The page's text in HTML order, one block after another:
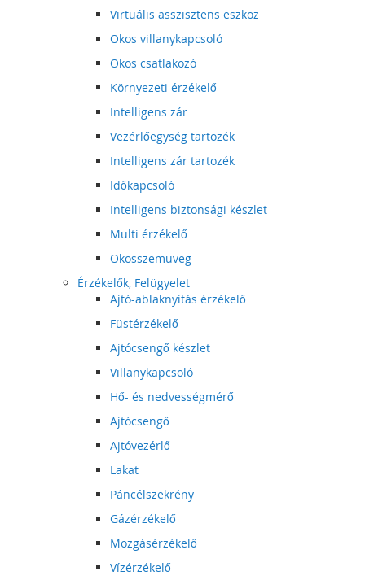
Virtuális asszisztens eszköz
Okos villanykapcsoló
Okos csatlakozó
Környezeti érzékelő
Intelligens zár
Vezérlőegység tartozék
Intelligens zár tartozék
Időkapcsoló
Intelligens biztonsági készlet
Multi érzékelő
Okosszemüveg
Érzékelők, Felügyelet
Ajtó-ablaknyitás érzékelő
Füstérzékelő
Ajtócsengő készlet
Villanykapcsoló
Hő- és nedvességmérő
Ajtócsengő
Ajtóvezérlő
Lakat
Páncélszekrény
Gázérzékelő
Mozgásérzékelő
Vízérzékelő